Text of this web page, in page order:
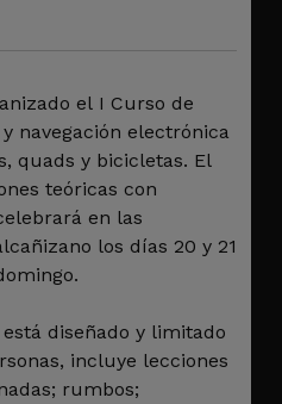
el I Curso de
navegación electrónica
quads y bicicletas. El
teóricas con
en las
los días 20 y 21
diseñado y limitado
incluye lecciones
rumbos;